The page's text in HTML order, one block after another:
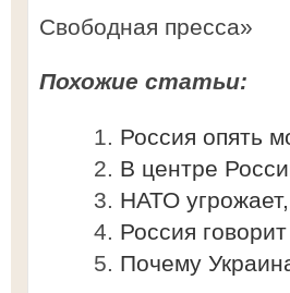
Свободная пресса»
Похожие статьи:
Россия опять
В центре
НАТО
Россия
Почему